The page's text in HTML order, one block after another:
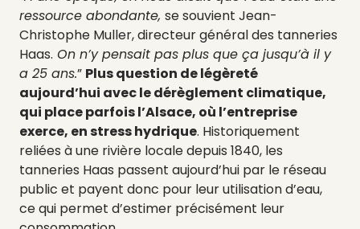
ressource abondante, se souvient Jean-
Christophe Muller, directeur général des tanneries
Haas. On n’y pensait pas plus que ça jusqu’à il y
a 25 ans.” Plus question de légèreté
aujourd’hui avec le dérèglement climatique,
qui place parfois l’Alsace, où l’entreprise
exerce, en stress hydrique. Historiquement
reliées à une rivière locale depuis 1840, les
tanneries Haas passent aujourd’hui par le réseau
public et payent donc pour leur utilisation d’eau,
ce qui permet d’estimer précisément leur